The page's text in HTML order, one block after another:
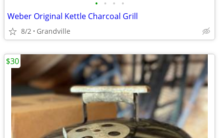
• • • •
Weber Original Kettle Charcoal Grill
8/2 Grandville
$30